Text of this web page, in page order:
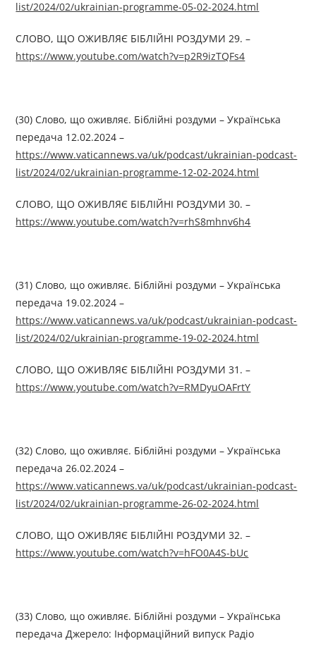
list/2024/02/ukrainian-programme-05-02-2024.html
СЛОВО, ЩО ОЖИВЛЯЄ БІБЛІЙНІ РОЗДУМИ 29. –
https://www.youtube.com/watch?v=p2R9izTQFs4
(30) Слово, що оживляє. Біблійні роздуми – Українська
передача 12.02.2024 –
https://www.vaticannews.va/uk/podcast/ukrainian-podcast-
list/2024/02/ukrainian-programme-12-02-2024.html
СЛОВО, ЩО ОЖИВЛЯЄ БІБЛІЙНІ РОЗДУМИ 30. –
https://www.youtube.com/watch?v=rhS8mhnv6h4
(31) Слово, що оживляє. Біблійні роздуми – Українська
передача 19.02.2024 –
https://www.vaticannews.va/uk/podcast/ukrainian-podcast-
list/2024/02/ukrainian-programme-19-02-2024.html
СЛОВО, ЩО ОЖИВЛЯЄ БІБЛІЙНІ РОЗДУМИ 31. –
https://www.youtube.com/watch?v=RMDyuOAFrtY
(32) Слово, що оживляє. Біблійні роздуми – Українська
передача 26.02.2024 –
https://www.vaticannews.va/uk/podcast/ukrainian-podcast-
list/2024/02/ukrainian-programme-26-02-2024.html
СЛОВО, ЩО ОЖИВЛЯЄ БІБЛІЙНІ РОЗДУМИ 32. –
https://www.youtube.com/watch?v=hFO0A4S-bUc
(33) Слово, що оживляє. Біблійні роздуми – Українська
передача Джерелo: Інформаційний випуск Радіо